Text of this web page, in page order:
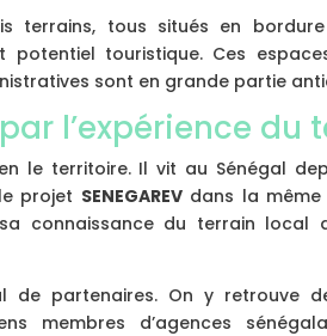
terrains, tous situés en
touristique. Ces
sont en grande partie
l’expérience du
le territoire. Il vit au Sénégal
projet SENEGAREVdans la même
connaissance du terrain local
de partenaires. On y retrouve
membres d’agences